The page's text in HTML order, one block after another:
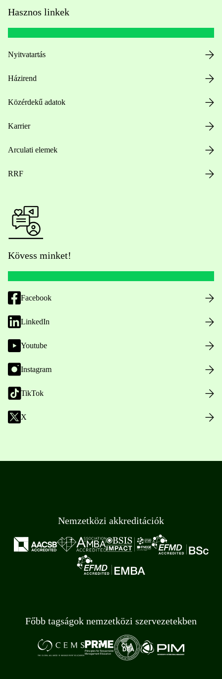
Hasznos linkek
Nyitvatartás
Házirend
Közérdekű adatok
Karrier
Arculati elemek
RRF
Kövess minket!
Facebook
LinkedIn
Youtube
Instagram
TikTok
X
Nemzetközi akkreditációk
Főbb tagságok nemzetközi szervezetekben